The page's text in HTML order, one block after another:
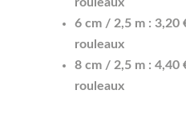
6 cm / 2,5 m : 3,20
rouleaux
8 cm / 2,5 m : 4,40
rouleaux